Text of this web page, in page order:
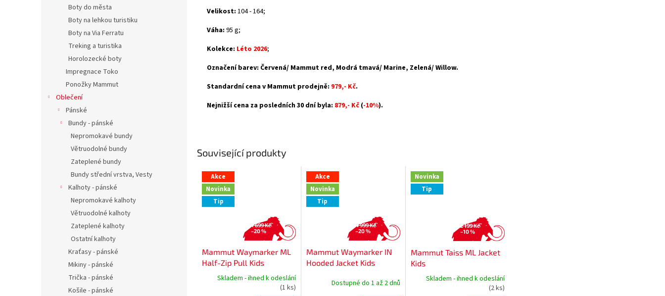
Boty do města
Boty na lehkou turistiku
Boty na Via Ferratu
Treking a turistika
Horolozecké boty
Impregnace Toko
Ponožky Mammut
Oblečení
Pánské
Bundy - pánské
Nepromokavé bundy
Větruodolné bundy
Zateplené bundy
Bundy střední vrstva, Vesty
Kalhoty - pánské
Nepromokavé kalhoty
Větruodolné kalhoty
Zateplené kalhoty
Ostatní kalhoty
Kraťasy - pánské
Mikiny - pánské
Trička - pánské
Košile - pánské
Související produkty
Akce
Novinka
Tip
1 699 Kč
–20 %
Mammut Waymarker ML
Half-Zip Pull Kids
Skladem - ihned k odeslání
(1 ks)
Akce
Novinka
Tip
4 999 Kč
–20 %
Mammut Waymarker IN
Hooded Jacket Kids
Dostupné do 1 až 2 dnů
Novinka
Tip
2 199 Kč
–10 %
Mammut Taiss ML Jacket
Kids
Skladem - ihned k odeslání
(2 ks)
Velikost: 104 - 164;
Váha: 95 g;
Kolekce: Léto 2026;
Označení barev: Červená/ Mammut red, Modrá tmavá/ Marine, Zelená/ Willow.
Standardní cena v Mammut prodejně: 979,- Kč.
Nejnižší cena za posledních 30 dní byla: 879,- Kč (-10%).